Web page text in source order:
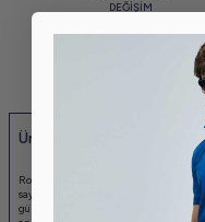
DEĞİŞİM
Ürün Açıklaması
Roam Erkek Tişört Lacivert ile günlük
sayesinde tişört, sade kombinlerinizi
gün boyu konfor sunar. Rahat kalıbı ve